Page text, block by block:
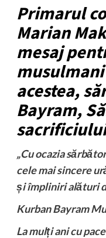
Primarul
Marian
mesaj
acestea,
Bayram,
„Cu ocazia
cele mai sincere
și împliniri alături
Kurban Bayram
La mulți ani cu